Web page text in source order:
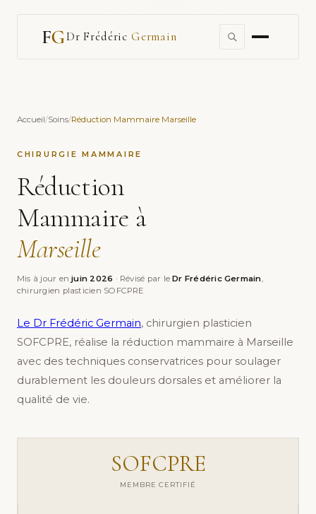
Dr Frédéric Germain
Accueil/Soins/Réduction Mammaire Marseille
CHIRURGIE MAMMAIRE
Réduction
Mammaire à
Marseille
Mis à jour enjuin 2026 · Révisé par leDr Frédéric Germain,
chirurgien plasticien SOFCPRE
Le Dr Frédéric Germain, chirurgien plasticien
SOFCPRE, réalise la réduction mammaire à Marseille
avec des techniques conservatrices pour soulager
durablement les douleurs dorsales et améliorer la
qualité de vie.
SOFCPRE
MEMBRE CERTIFIÉ